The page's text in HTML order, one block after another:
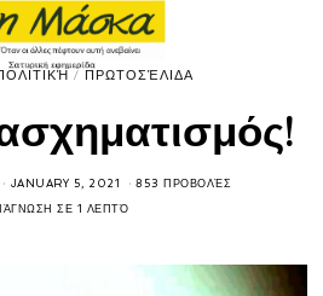
/ ΠΡΩΤΟΣΈΛΙΔΑ
JANUARY 5, 2021 853 ΠΡΟΒΟΛΈΣ
ΣΕ 1 ΛΕΠΤΌ